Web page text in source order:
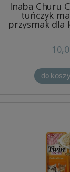
Inaba Churu
tuńczyk
przysmak dla
do